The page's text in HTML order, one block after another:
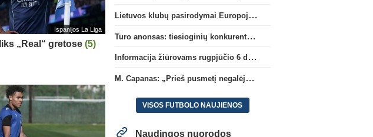
Ispanijos La Liga
„Real“ gretose (5)
Lietuvos klubų pasirodymai Europoje: patirti pralaimėjimai Kroatijos atstovams
Turo anonsas: tiesioginių konkurentų dvikova Gargžduose
Informacija žiūrovams rugpjūčio 6 d. UEFA rungtynėms
M. Capanas: „Prieš pusmetį negalėjau net įsivaizduoti, kad žaisime prieš „Hajduk“
VISOS FUTBOLO NAUJIENOS
Naudingos nuorodos